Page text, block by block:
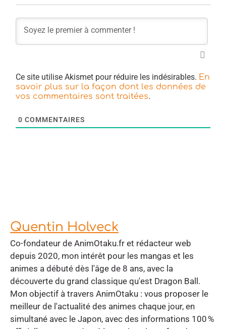
Ce site utilise Akismet pour réduire les indésirables. En
savoir plus sur la façon dont les données de
vos commentaires sont traitées.
0 COMMENTAIRES
Quentin Holveck
Co-fondateur de AnimOtaku.fr et rédacteur web
depuis 2020, mon intérêt pour les mangas et les
animes a débuté dès l'âge de 8 ans, avec la
découverte du grand classique qu'est Dragon Ball.
Mon objectif à travers AnimOtaku : vous proposer le
meilleur de l'actualité des animes chaque jour, en
simultané avec le Japon, avec des informations 100 %